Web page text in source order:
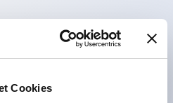
Cookies
Stufen, ermöglicht eine 4-
(Gewährleistung der
2 Kontakten).